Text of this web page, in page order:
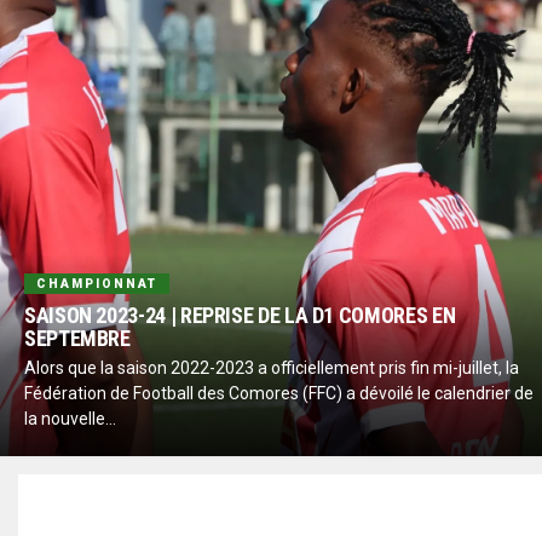
CHAMPIONNAT
SAISON 2023-24 | REPRISE DE LA D1 COMORES EN
SEPTEMBRE
Alors que la saison 2022-2023 a officiellement pris fin mi-juillet, la
Fédération de Football des Comores (FFC) a dévoilé le calendrier de
la nouvelle...